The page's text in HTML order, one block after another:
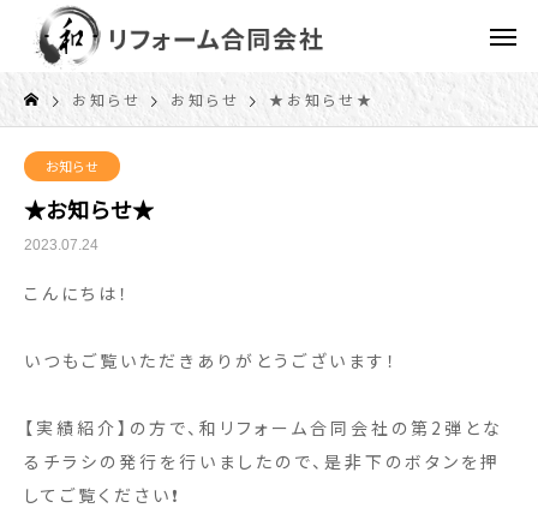
お知らせ お知らせ ★お知らせ★
お知らせ
★お知らせ★
2023.07.24
こんにちは！
いつもご覧いただきありがとうございます！
【実績紹介】の方で、和リフォーム合同会社の第2弾とな
るチラシの発行を行いましたので、是非下のボタンを押
してご覧ください❗